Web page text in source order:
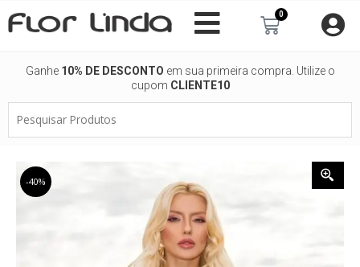
para
0
Carrinho
Ganhe 10% DE DESCONTO em sua primeira compra. Utilize o
cupom CLIENTE10
Produtos
-40%